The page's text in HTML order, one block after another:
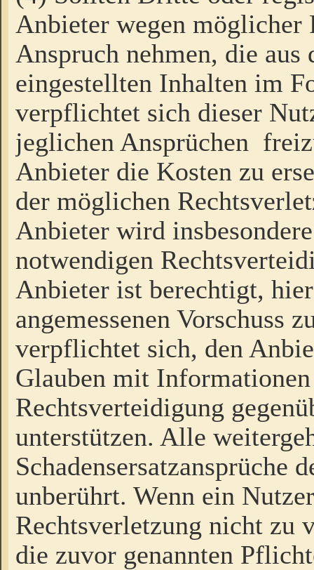
Anbieter wegen möglicher
Anspruch nehmen, die
eingestellten Inhalten im
verpflichtet sich dieser
jeglichen Ansprüchen
Anbieter die Kosten zu
der möglichen
Anbieter wird
notwendigen
Anbieter ist berechtigt,
angemessenen Vorschuss
verpflichtet sich, den
Glauben mit
Rechtsverteidigung
unterstützen. Alle
Schadensersatzansprüche
unberührt. Wenn ein
Rechtsverletzung nicht zu
die zuvor genannten